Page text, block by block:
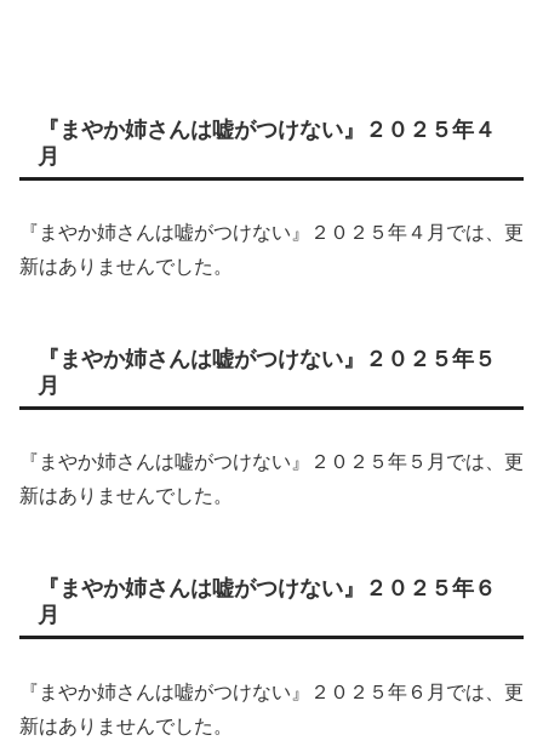
『まやか姉さんは嘘がつけない』２０２５年４
月
『まやか姉さんは嘘がつけない』２０２５年４月では、更
新はありませんでした。
『まやか姉さんは嘘がつけない』２０２５年５
月
『まやか姉さんは嘘がつけない』２０２５年５月では、更
新はありませんでした。
『まやか姉さんは嘘がつけない』２０２５年６
月
『まやか姉さんは嘘がつけない』２０２５年６月では、更
新はありませんでした。